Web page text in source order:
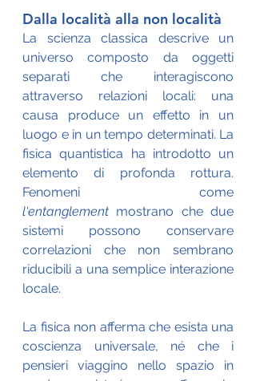
Dalla località alla non località
La scienza classica descrive un
universo composto da oggetti
separati che interagiscono
attraverso relazioni locali: una
causa produce un effetto in un
luogo e in un tempo determinati. La
fisica quantistica ha introdotto un
elemento di profonda rottura.
l'entanglement mostrano che due
sistemi possono conservare
correlazioni che non sembrano
riducibili a una semplice interazione
locale.
La fisica non afferma che esista una
coscienza universale, né che i
pensieri viaggino nello spazio in